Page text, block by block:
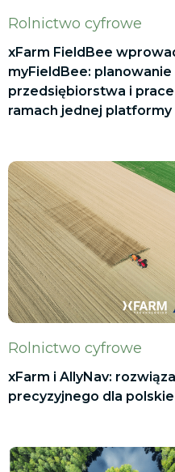
Rolnictwo cyfrowe
xFarm FieldBee
myFieldBee: planowanie
przedsiębiorstwa i
ramach jednej platformy
Rolnictwo cyfrowe
xFarm i AllyNav:
precyzyjnego dla